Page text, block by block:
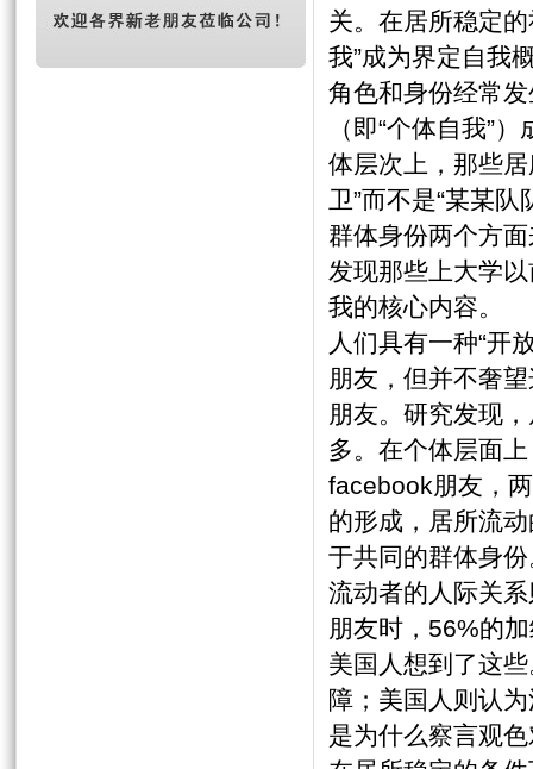
关。在居所稳定
我”成为界定自我
角色和身份经常
（即“个体自我”
体层次上，那些
卫”而不是“某某
群体身份两个方
发现那些上大学
我的核心内容。
人们具有一种“开
朋友，但并不奢
朋友。研究发现
多。在个体层面
facebook朋友，
的形成，居所流
于共同的群体身
流动者的人际关
朋友时，56%的
美国人想到了这
障；美国人则认
是为什么察言观